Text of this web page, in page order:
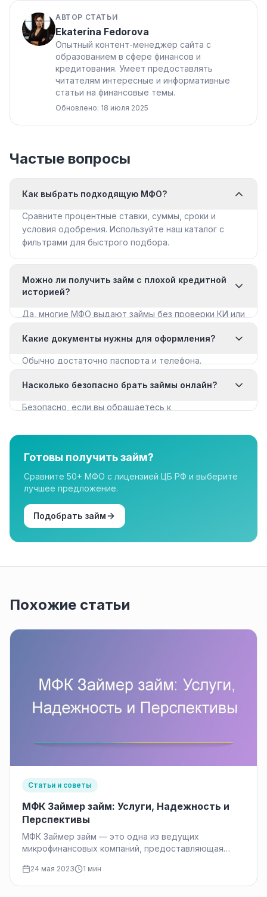
АВТОР СТАТЬИ
Ekaterina Fedorova
Опытный контент-менеджер сайта с
образованием в сфере финансов и
кредитования. Умеет предоставлять
читателям интересные и информативные
статьи на финансовые темы.
Обновлено: 18 июля 2025
Частые вопросы
Как выбрать подходящую МФО?
Сравните процентные ставки, суммы, сроки и
условия одобрения. Используйте наш каталог с
фильтрами для быстрого подбора.
Можно ли получить займ с плохой кредитной
историей?
Да, многие МФО выдают займы без проверки КИ или
с плохой КИ».
Какие документы нужны для оформления?
Обычно достаточно паспорта и телефона.
документы для крупных сумм.
Насколько безопасно брать займы онлайн?
Безопасно, если вы обращаетесь к
организации в нашем каталоге имеют лицензию.
Готовы получить займ?
Сравните 50+ МФО с лицензией ЦБ РФ и выберите
лучшее предложение.
Подобрать займ
Похожие статьи
Статьи и советы
МФК Займер займ: Услуги, Надежность и
Перспективы
МФК Займер займ — это одна из ведущих
микрофинансовых компаний, предоставляющая
24 мая 2023 1 мин